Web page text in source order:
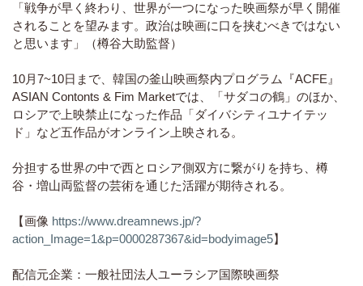
「戦争が早く終わり、世界が一つになった映画祭が早く開催
されることを望みます。政治は映画に口を挟むべきではない
と思います」（樽谷大助監督）
10月7~10日まで、韓国の釜山映画祭内プログラム『ACFE』
ASIAN Contonts & Fim Marketでは、「サダコの鶴」のほか、
ロシアで上映禁止になった作品「ダイバシティユナイテッ
ド」など五作品がオンライン上映される。
分担する世界の中で西とロシア側双方に繋がりを持ち、樽
谷・増山両監督の芸術を通じた活躍が期待される。
【画像 https://www.dreamnews.jp/?
action_Image=1&p=0000287367&id=bodyimage5】
配信元企業：一般社団法人ユーラシア国際映画祭